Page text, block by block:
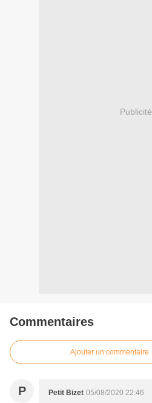
Publicité
Commentaires
Ajouter un commentaire
P Petit Bizet 05/08/2020 22:46